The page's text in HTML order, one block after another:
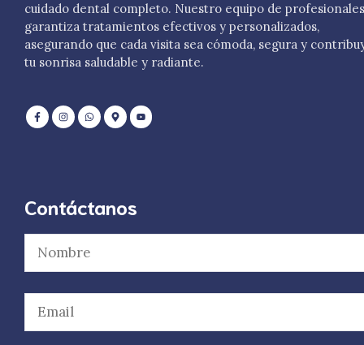
cuidado dental completo. Nuestro equipo de profesionales
garantiza tratamientos efectivos y personalizados,
asegurando que cada visita sea cómoda, segura y
tu sonrisa saludable y radiante.
Contáctanos